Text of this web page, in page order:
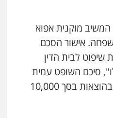
מוקנית אפוא
אישור הסכם
שיפוט לבית הדין
סיכם השופט עמית
וחייב את הבעל לשעבר בהוצאות בסך 10,000
חמורה מעצרים וחקירות
אסירים